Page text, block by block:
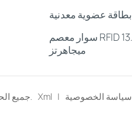
بطاقة عضوية معدنية
سوار معصم RFID بتردد 13.56
ميجاهرتز
© Shenzhen Meihe Induction Technology Co. Ltd. جميع الحقوق محفوظة. Xml | سياسة الخصوصية